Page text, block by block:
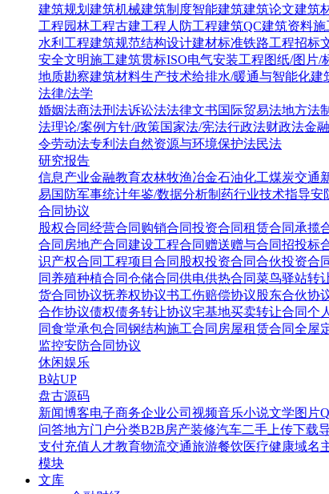
建筑规划 建筑机械建筑制度智能建筑建筑论文建筑
工程园林工程古建工程 人防工程建筑QC建筑资料施
水利工程建筑规范结构设计建材标准铁路工程招标
安全文明施工建筑贯标ISO电气安装工程图纸/图片/
地质勘察建筑材料生产技术给排水/暖通与智能化建
法律/法学
婚姻法商法刑法诉讼法法律文书国际贸易法地方法制
法理论/案例方针/政策国家法/宪法行政法财政法金
令劳动法专利法自然资源与环境保护法民法
研究报告
信息产业金融教育农林牧渔冶金石油化工煤炭交通
易国防军事统计年鉴/数据分析制药行业技术指导安
合同协议
股权合同经营合同 购销合同投资合同租赁合同 承揽
合同 房地产合同建设工程合同 赠送赠与合同招投标
识产权合同 工程项目合同 股权投资合同合伙投资合
同 养殖种植合同仓储合同供电供热合同菜鸟驿站转
货合同协议抚养权协议书工伤赔偿协议股东合伙协
合作协议债权债务转让协议宅基地买卖转让合同个
同食堂承包合同钢结构施工合同 房屋租赁合同全屋
监控安防合同协议
休闲娱乐
B站UP
盘古源码
新闻博客电子商务企业公司 视频音乐小说文学图片
问答地方门户分类B2B房产装修汽车二手 上传下载
支付充值 人才教育物流交通旅游餐饮医疗健康域名
模块
文库